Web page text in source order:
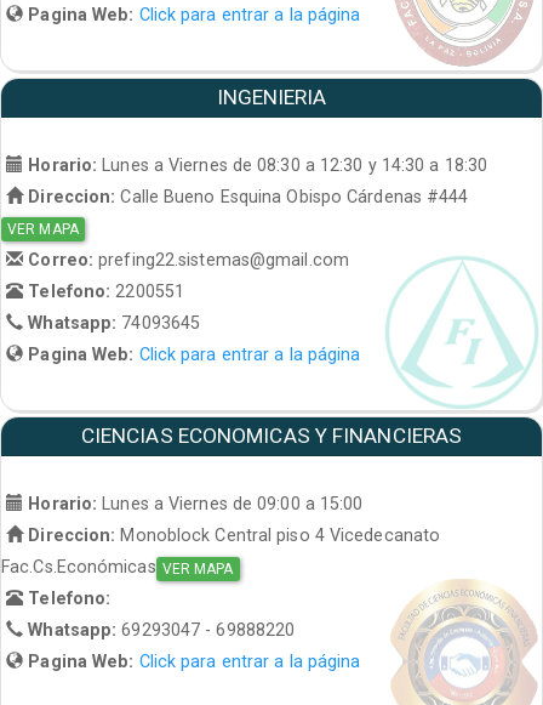
Pagina Web: Click para entrar a la página
INGENIERIA
Horario:
Lunes a Viernes de 08:30 a 12:30 y 14:30 a 18:30
Direccion: Calle Bueno Esquina Obispo Cárdenas #444
VER MAPA
Correo:prefing22.sistemas@gmail.com
Telefono: 2200551
Whatsapp: 74093645
Pagina Web: Click para entrar a la página
CIENCIAS ECONOMICAS Y FINANCIERAS
Horario: Lunes a Viernes de 09:00 a 15:00
Direccion: Monoblock Central piso 4 Vicedecanato
Fac.Cs.Económicas VER MAPA
Telefono:
Whatsapp:69293047 - 69888220
Pagina Web: Click para entrar a la página